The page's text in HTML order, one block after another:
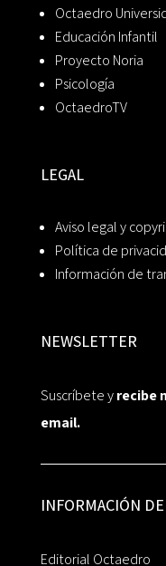
Octaedro
Educación Infantil
Proyecto Noria
Psicología
OctaedroTV
LEGAL
Aviso legal y
Política de
Información de
NEWSLETTER
Suscríbete yrecibe
email.
INFORMACIÓN
Editorial Octaedro